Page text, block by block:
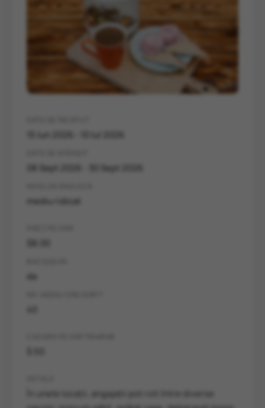
08 Sept 2026 - 30 Sept 2026
mediu ridicat
da